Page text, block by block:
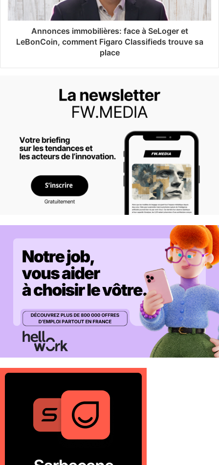
Annonces immobilières: face à SeLoger et
LeBonCoin, comment Figaro Classifieds trouve sa
place